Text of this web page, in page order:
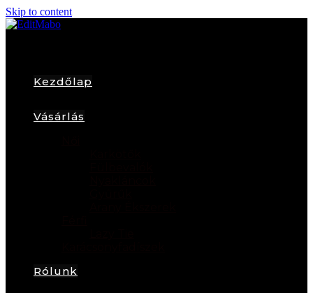
Skip to content
Kezdőlap
Vásárlás
Rólunk